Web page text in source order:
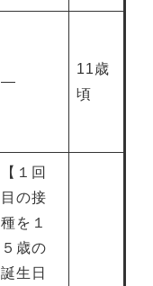
―
11歳
頃
【１回
目の接
種を１
５歳の
誕生日